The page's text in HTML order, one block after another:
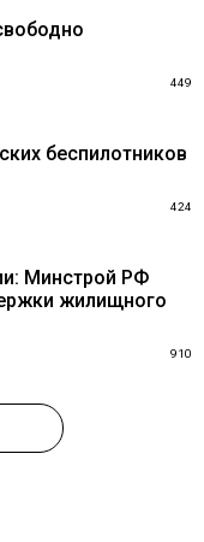
449
беспилотников
424
Минстрой РФ
жилищного
910